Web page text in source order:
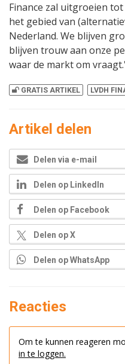
Finance zal uitgroeien
het gebied van
Nederland. We blijven
blijven trouw aan onze
waar de markt om vraagt.'
GRATIS ARTIKEL LVDH
Artikel delen
Delen via e-mail
Delen op LinkedIn
Delen op Facebook
Delen op X
Delen op WhatsApp
Reacties
Om te kunnen reageren
in te loggen.